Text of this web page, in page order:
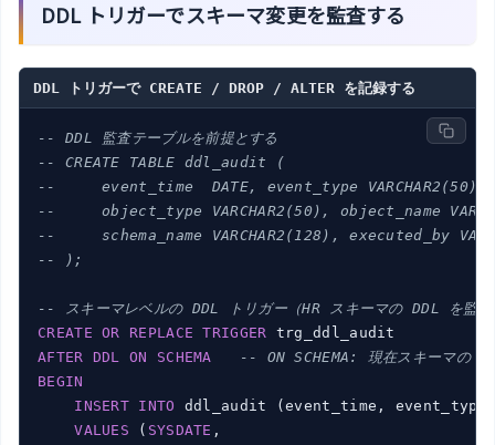
DDL トリガーでスキーマ変更を監査する
DDL トリガーで CREATE / DROP / ALTER を記録する
-- DDL 監査テーブルを前提とする
-- CREATE TABLE ddl_audit (
--     event_time  DATE, event_type VARCHAR2(50),
--     object_type VARCHAR2(50), object_name
--     schema_name VARCHAR2(128), executed_by
-- );
-- スキーマレベルの DDL トリガー（HR スキーマの DDL を監査
CREATE
OR REPLACE TRIGGER
AFTER
DDL ON SCHEMA
-- ON SCHEMA: 現在スキーマの
BEGIN
INSERT INTO
ddl_audit (event_time, event_type,
VALUES ( SYSDATE ,